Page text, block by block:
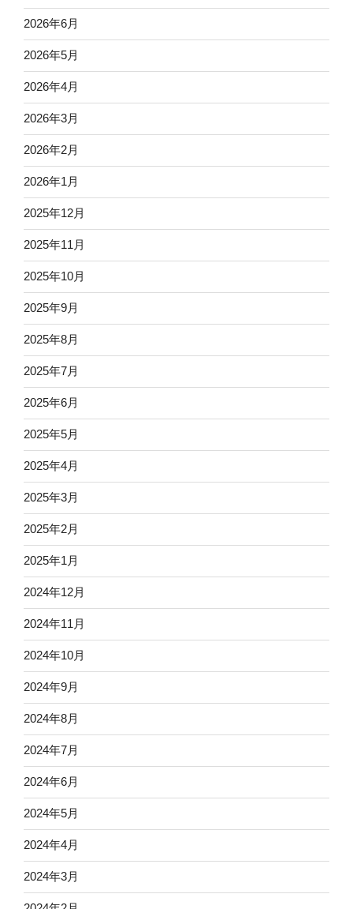
2026年6月
2026年5月
2026年4月
2026年3月
2026年2月
2026年1月
2025年12月
2025年11月
2025年10月
2025年9月
2025年8月
2025年7月
2025年6月
2025年5月
2025年4月
2025年3月
2025年2月
2025年1月
2024年12月
2024年11月
2024年10月
2024年9月
2024年8月
2024年7月
2024年6月
2024年5月
2024年4月
2024年3月